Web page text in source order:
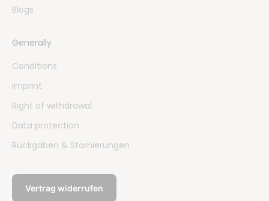
Blogs
Generally
Conditions
imprint
Right of withdrawal
Data protection
Rückgaben & Stornierungen
Vertrag widerrufen